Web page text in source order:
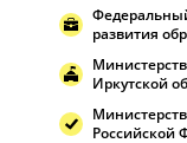
развития
Иркутской
Российской